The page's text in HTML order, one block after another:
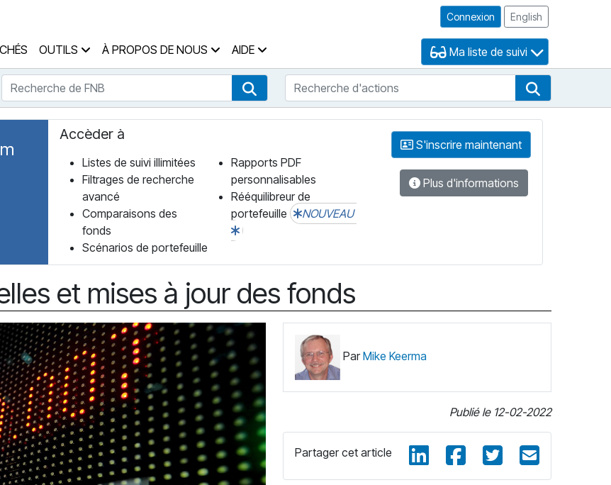
Connexion English
OUTILS À PROPOS DE NOUS AIDE Ma liste de suivi
de fonds
Recherche de FNB Recherche de FNB
Recherche d'actions
Accèder à
Listes de suivi illimitées
Filtrages de recherche
avancé
Comparaisons des
fonds
Scénarios de portefeuille
Rapports PDF
personnalisables
Rééquilibreur de
portefeuille
NOUVEAU
S'inscrire maintenant
Plus d'informations
et mises à jour des fonds
ParMike Keerma
Publié le 12-02-2022
Partager cet article